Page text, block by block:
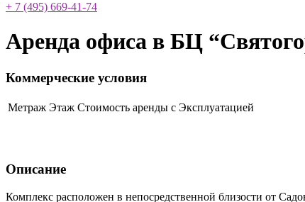
+ 7 (495) 669-41-74
Аренда офиса в БЦ
Коммерческие условия
Метраж Этаж Стоимость аренды с Эксплуатацией
Описание
Комплекс расположен в непосредственной близости от